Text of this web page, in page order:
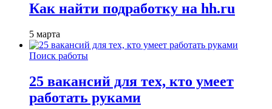
Как найти подработку на hh.ru
5 марта
Поиск работы
25 вакансий для тех, кто умеет
работать руками